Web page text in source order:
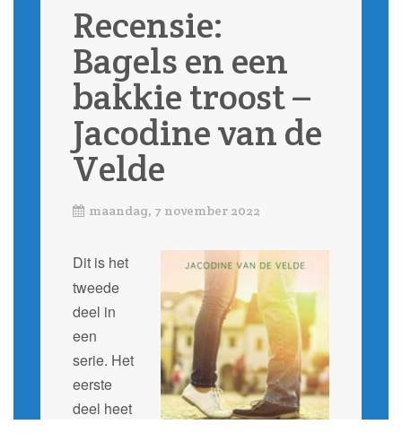
Recensie:
Bagels en een
bakkie troost –
Jacodine van de
Velde
maandag, 7 november 2022
Dit is het
tweede
deel in
een
serie. Het
eerste
deel heet